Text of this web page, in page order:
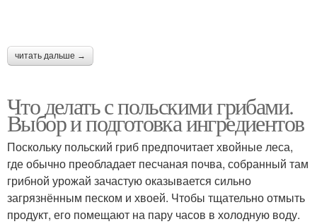
читать дальше →
Что делать с польскими грибами.
Выбор и подготовка ингредиентов
Поскольку польский гриб предпочитает хвойные леса,
где обычно преобладает песчаная почва, собранный там
грибной урожай зачастую оказывается сильно
загрязнённым песком и хвоей. Чтобы тщательно отмыть
продукт, его помещают на пару часов в холодную воду.